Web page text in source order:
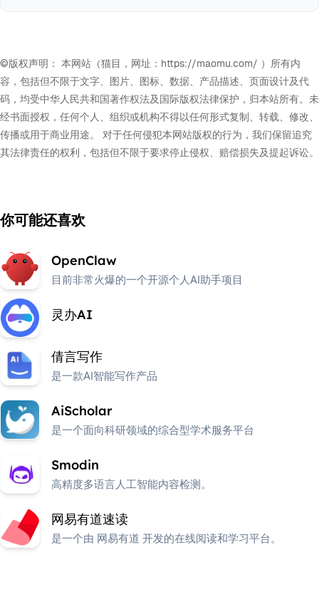
©版权声明： 本网站（猫目，网址：https://maomu.com/ ）所有内
容，包括但不限于文字、图片、图标、数据、产品描述、页面设计及代
码，均受中华人民共和国著作权法及国际版权法律保护，归本站所有。未
经书面授权，任何个人、组织或机构不得以任何形式复制、转载、修改、
传播或用于商业用途。 对于任何侵犯本网站版权的行为，我们保留追究
其法律责任的权利，包括但不限于要求停止侵权、赔偿损失及提起诉讼。
你可能还喜欢
OpenClaw
目前非常火爆的一个开源个人AI助手项目
灵办AI
倩言写作
是一款AI智能写作产品
AiScholar
是一个面向科研领域的综合型学术服务平台
Smodin
高精度多语言人工智能内容检测。
网易有道速读
是一个由 网易有道 开发的在线阅读和学习平台。